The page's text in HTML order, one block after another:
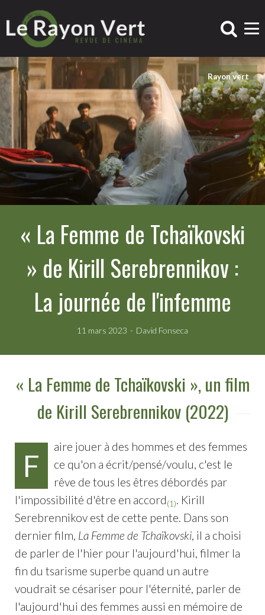
Rayon vert
« La Femme de Tchaïkovski
» de Kirill Serebrennikov :
La journée de l'infemme
11 mars 2023 David Fonseca
« La Femme de Tchaïkovski », un film
de Kirill Serebrennikov (2022)
F
aire jouer à des hommes et des femmes
ce qu'on a écrit/pensé/voulu, c'est le
rêve de tous les êtres débordés par
l'impossibilité d'être en accord(1). Kirill
Serebrennikov est de cette pente. Dans son
dernier film, La Femme de Tchaïkovski, il a choisi
de parler de l'hier pour l'aujourd'hui, filmer la
fin du tsarisme superbe quand un autre
voudrait se césariser pour l'éternité, parler de
l'aujourd'hui des femmes aussi en mémoire de